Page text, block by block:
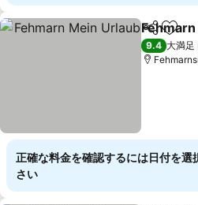
シェアお気
9.4 大満足
正確な料金を確認するには日付を選
さい